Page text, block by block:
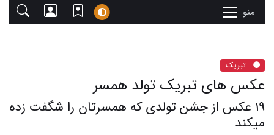
منو
تبریک
عکس های تبریک تولد همسر
19 عکس از جشن تولدی که همسرتان را شگفت زده
میکند